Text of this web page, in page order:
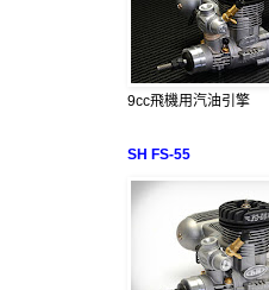
9cc飛機用汽油引擎
SH FS-55